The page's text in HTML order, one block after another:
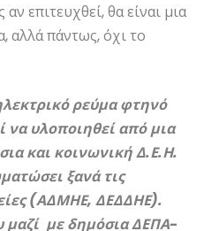
επιτευχθεί, θα είναι μια
αλλά πάντως, όχι το
ρεύμα φτηνό
να υλοποιηθεί από μια
και κοινωνική Δ.Ε.Η.
ξανά τις
(ΑΔΜΗΕ, ΔΕΔΔΗΕ).
με δημόσια ΔΕΠΑ-